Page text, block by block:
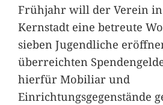
Frühjahr will der Verein
Kernstadt eine betreute
sieben Jugendliche
überreichten
hierfür Mobiliar und
Einrichtungsgegenstände